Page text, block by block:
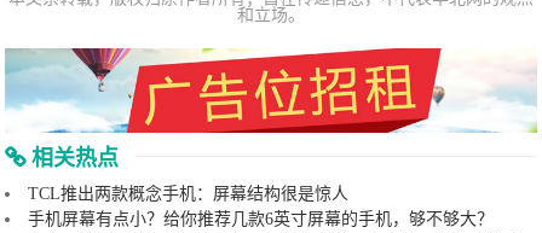
和立场。
相关热点
TCL推出两款概念手机：屏幕结构很是惊人
手机屏幕有点小？给你推荐几款6英寸屏幕的手机，够不够大？